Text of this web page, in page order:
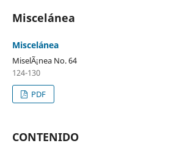
Miscelánea
Miscelánea
MiselÃ¡nea No. 64
124-130
PDF
CONTENIDO